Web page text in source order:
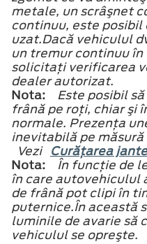
metale, un scrâşnet
continuu, este
uzat.Dacă vehiculul
un tremur continuu
solicitaţi verificarea
dealer autorizat.
Nota:
Este posibil
frână pe roţi, chiar şi
normale. Prezenţa
inevitabilă pe măsură
Vezi Curăţarea
Nota:
În funcţie de
în care
de frână pot clipi în
puternice.În această
luminile de avarie să
vehiculul se opreşte.